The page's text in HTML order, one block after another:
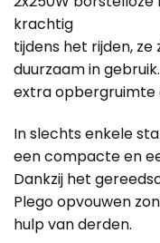
krachtig
tijdens het rijden,
duurzaam in
extra opbergruimte
In slechts enkele
een compacte en
Dankzij het
Plego opvouwen
hulp van derden.